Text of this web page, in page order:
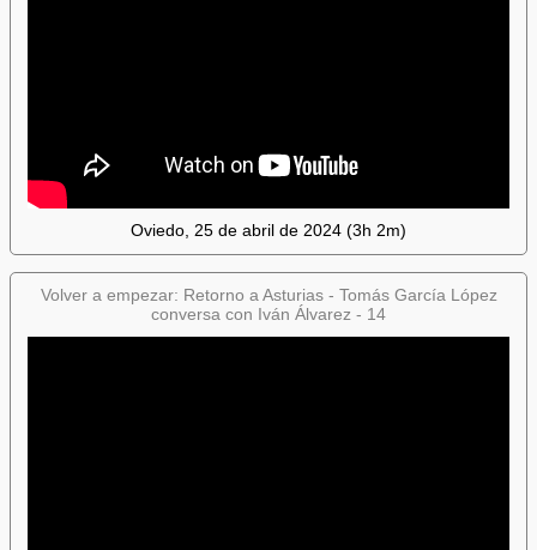
Oviedo, 25 de abril de 2024 (3h 2m)
Volver a empezar: Retorno a Asturias - Tomás García López
conversa con Iván Álvarez - 14